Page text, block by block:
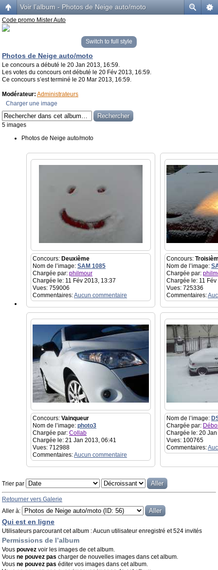
Voir l’album - Photos de Neige auto/moto
Code promo Mister Auto
Switch to full style
Photos de Neige auto/moto
Le concours a débuté le 20 Jan 2013, 16:59.
Les votes du concours ont débuté le 20 Fév 2013, 16:59.
Ce concours s’est terminé le 20 Mar 2013, 16:59.
Modérateur: Administrateurs
Charger une image
5 images
Photos de Neige auto/moto
Concours: Deuxième
Nom de l’image: SAM 1085
Chargée par: philmour
Chargée le: 11 Fév 2013, 13:37
Vues: 759006
Commentaires:Aucun commentaire
Concours:
Nom de l’image:
Chargée par:
Chargée le: 11
Vues: 725336
Commentaires:
Concours: Vainqueur
Nom de l’image: photo3
Chargée par: Collab
Chargée le: 21 Jan 2013, 06:41
Vues: 712988
Commentaires:Aucun commentaire
Nom de l’image:
Chargée par:
Chargée le: 20
Vues: 100765
Commentaires:
Trier par
Retourner vers Galerie
Aller à:
Qui est en ligne
Utilisateurs parcourant cet album : Aucun utilisateur enregistré et 524 invités
Permissions de l’album
Vous pouvez voir les images de cet album.
Vous ne pouvez pas charger de nouvelles images dans cet album.
Vous ne pouvez pas éditer vos images dans cet album.